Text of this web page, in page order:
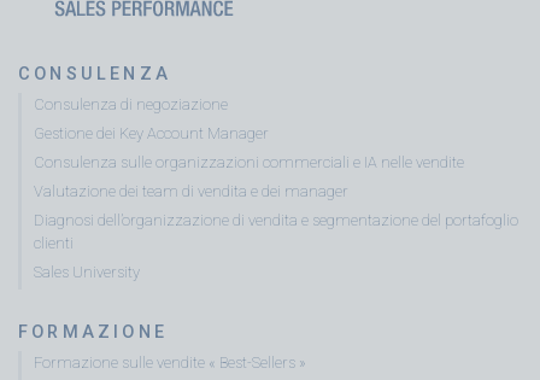
CONSULENZA
Consulenza di negoziazione
Gestione dei Key Account Manager
Consulenza sulle organizzazioni commerciali e IA nelle vendite
Valutazione dei team di vendita e dei manager
Diagnosi dell’organizzazione di vendita e segmentazione del portafoglio
clienti
Sales University
FORMAZIONE
Formazione sulle vendite « Best-Sellers »